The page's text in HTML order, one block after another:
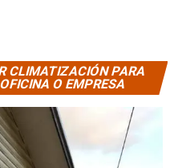
CLIMATIZACIÓN PARA
O EMPRESA